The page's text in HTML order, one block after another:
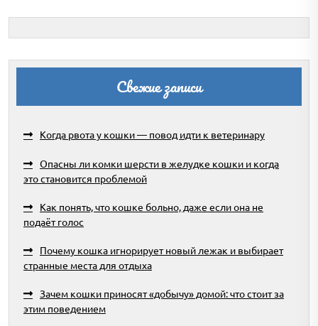
Свежие записи
Когда рвота у кошки — повод идти к ветеринару
Опасны ли комки шерсти в желудке кошки и когда
это становится проблемой
Как понять, что кошке больно, даже если она не
подаёт голос
Почему кошка игнорирует новый лежак и выбирает
странные места для отдыха
Зачем кошки приносят «добычу» домой: что стоит за
этим поведением